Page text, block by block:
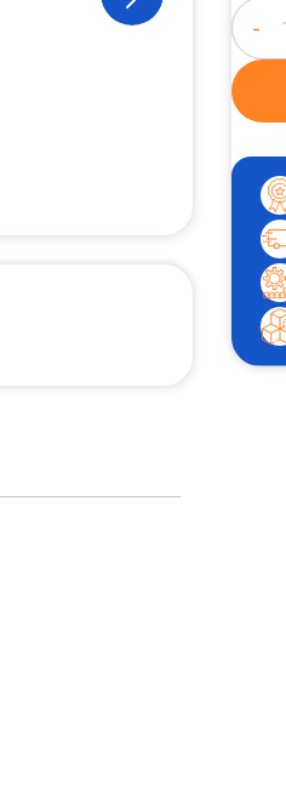
-